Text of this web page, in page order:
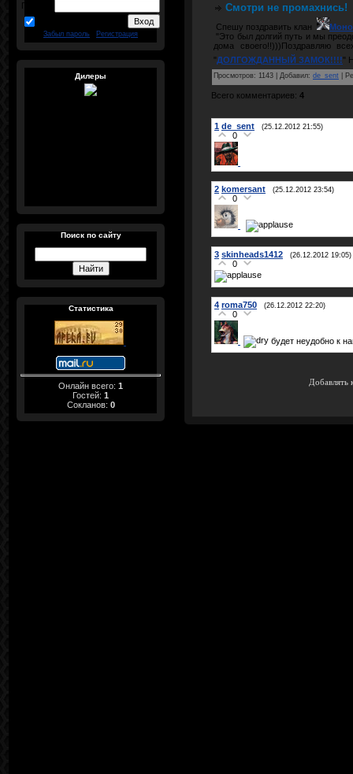
Пароль:
Забыл пароль Регистрация
Дилеры
Поиск по сайту
Статистика
Онлайн всего: 1
Гостей: 1
Сокланов: 0
Смотри не промахнись!
Спешу поздравить клан
"Это был долгий путь и мы
дома своего!!)))Поздравляю
ДОЛГОЖДАННЫЙ ЗАМОК!!!! "
Просмотров: 1143 Добавил: de_sent
Всего комментариев: 4
1 de_sent (25.12.2012 21:55)
0
2 komersant (25.12.2012 23:54)
0
3 skinheads1412 (26.12.2012 19:05)
0
4 roma750 (26.12.2012 22:20)
0
будет неудобно к
Добавлять